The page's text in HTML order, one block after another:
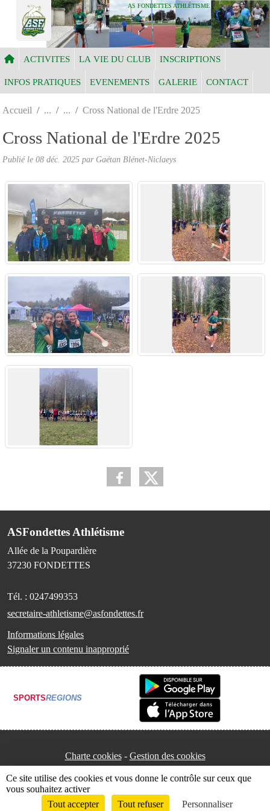
AS FONDETTES ATHLÉTISME
ACTIVITES LA VIE DU CLUB INSCRIPTIONS
INFOS PRATIQUES EVENEMENTS GALERIE CONTACT
Accueil Cross National de l'Erdre 2025
Cross National de l'Erdre 2025
Publié le 08 déc. 2025 par Gaétan Blénet-Niclaeys
ASFondettes Athlétisme
Allée de la Poupardière
37230 FONDETTES
Tél. : 0247499353
secretaire-athletisme@asfondettes.fr
Informations légales
Signaler un contenu inapproprié
SPORTSREGIONS
Charte cookies Gestion des cookies
Envie de participer ? Connexion
Panneau de gestion des cookies
Ce site utilise des cookies et vous donne le contrôle sur ceux que
vous souhaitez activer
Tout accepter
Tout refuser Personnaliser